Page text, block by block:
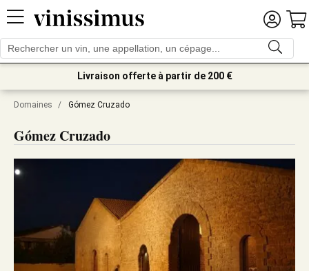
Livraison offerte à partir de 200 €
Domaines / Gómez Cruzado
Gómez Cruzado